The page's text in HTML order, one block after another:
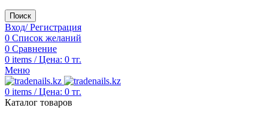
Поиск
Вход/ Регистрация
0 Список желаний
0 Сравнение
0 items / Цена: 0 тг.
Меню
0 items / Цена: 0 тг.
Каталог товаров